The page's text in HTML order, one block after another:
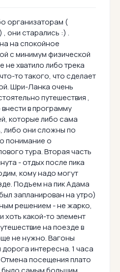
организаторам (
, они старались :) .
на спокойное
с минимум физической
не хватило либо трека
то такого, что сделает
Шри-Ланка очень
путешествия ,
в программу
которые либо сама
либо они сложны по
понимание о
тура. Вторая часть
- отдых после пика
кому надо могут
Подъем на пик Адама
запланирован на утро)
решением - не жарко,
хоть какой-то элемент
на поезде в
не нужно. Вагоны
интересна. 1 часа
посещения плато